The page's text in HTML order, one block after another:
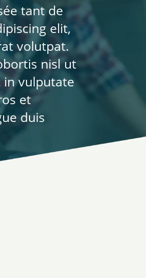
tant de
elit,
volutpat.
nisl ut
in vulputate
et
duis